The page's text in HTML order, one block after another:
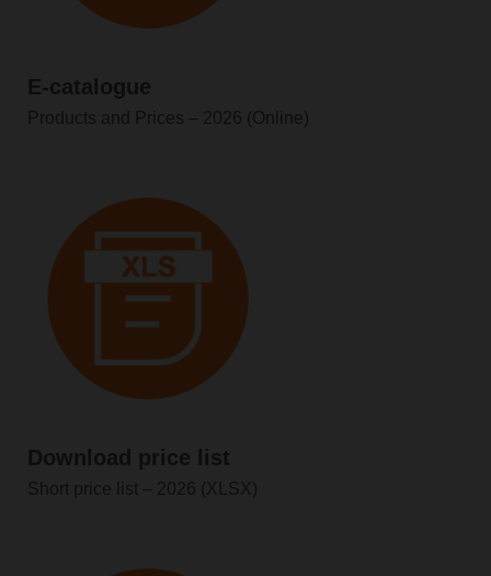
E-catalogue
Products and Prices – 2026 (Online)
Download price list
Short price list – 2026 (XLSX)